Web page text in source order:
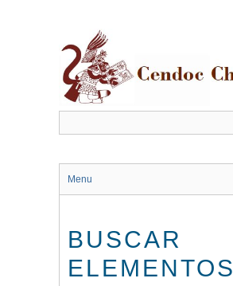
Menu
BUSCAR
ELEMENTOS